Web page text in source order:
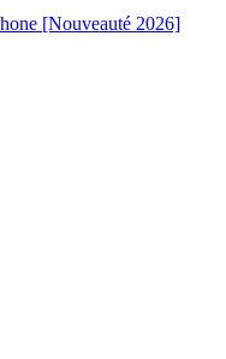
[Nouveauté 2026]